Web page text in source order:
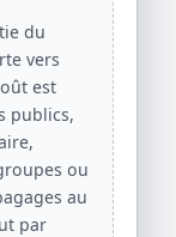
du
vers
est
publics,
ou
au
par